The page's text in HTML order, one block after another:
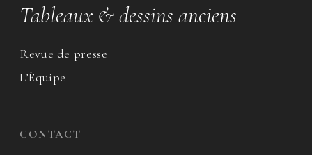
Tableaux & dessins anciens
Revue de presse
L’Équipe
CONTACT